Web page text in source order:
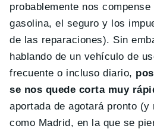
probablemente nos
gasolina, el seguro y los
de las reparaciones). Sin
hablando de un vehículo de
frecuente o incluso diario,
se nos quede corta muy
aportada de agotará pronto (y
como Madrid, en la que se